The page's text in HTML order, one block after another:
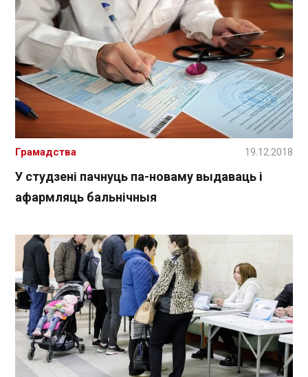
У студзені пачнуць па-новаму выдаваць і
афармляць бальнічныя
Грамадства 19.12.2018